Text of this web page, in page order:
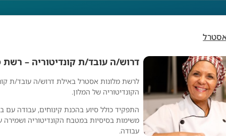
דרוש/ה עובד/ת קונדיטוריה –
לרשת מלונות אסטרל באילת דרוש/ה עובד/ת
הקונדיטוריה של המלון.
התפקיד כולל סיוע בהכנת קינוחים, עבודה עם
משימות בסיסיות במטבח הקונדיטוריה ושמירה
עבודה.
קונדיטוריה – רשת